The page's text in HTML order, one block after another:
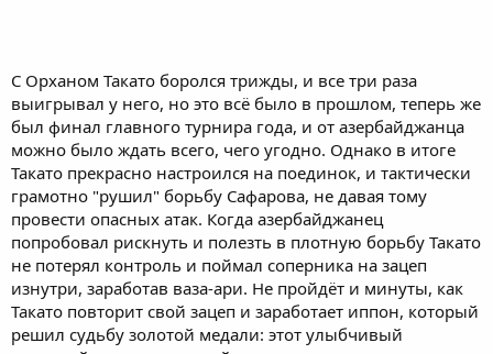
С Орханом Такато боролся трижды, и все три раза
выигрывал у него, но это всё было в прошлом, теперь же
был финал главного турнира года, и от азербайджанца
можно было ждать всего, чего угодно. Однако в итоге
Такато прекрасно настроился на поединок, и тактически
грамотно "рушил" борьбу Сафарова, не давая тому
провести опасных атак. Когда азербайджанец
попробовал рискнуть и полезть в плотную борьбу Такато
не потерял контроль и поймал соперника на зацеп
изнутри, заработав ваза-ари. Не пройдёт и минуты, как
Такато повторит свой зацеп и заработает иппон, который
решил судьбу золотой медали: этот улыбчивый